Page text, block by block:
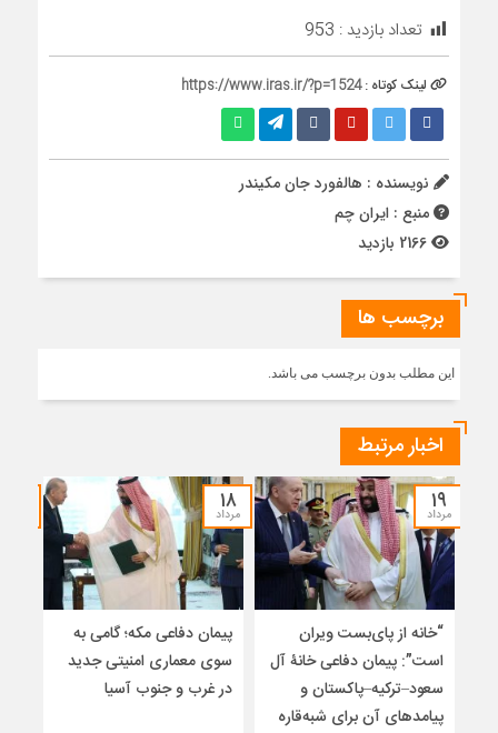
تعداد بازدید : 953
لینک کوتاه :https://www.iras.ir/?p=1524
نویسنده : هالفورد جان مکیندر
منبع : ایران چم
برچسب ها
این مطلب بدون برچسب می باشد.
اخبار مرتبط
۱۹
مرداد
“خانه از پای‌بست ویران
است”: پیمان دفاعی خانۀ آل
سعود–ترکیه–پاکستان و
پیامدهای آن برای شبه‌قاره
۱۸
مرداد
پیمان دفاعی مکه؛ گامی به
سوی معماری امنیتی جدید
در غرب و جنوب آسیا